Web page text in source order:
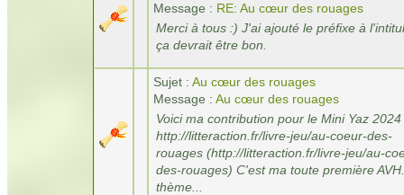
Message : RE: Au cœur des rouages
Merci à tous :) J'ai ajouté le préfixe à
ça devrait être bon.
Sujet : Au cœur des rouages
Message : Au cœur des rouages
Voici ma contribution pour le Mini Yaz 2024
http://litteraction.fr/livre-jeu/au-coeur-des-
rouages (http://litteraction.fr/livre-jeu/au-
des-rouages) C'est ma toute première
thème...